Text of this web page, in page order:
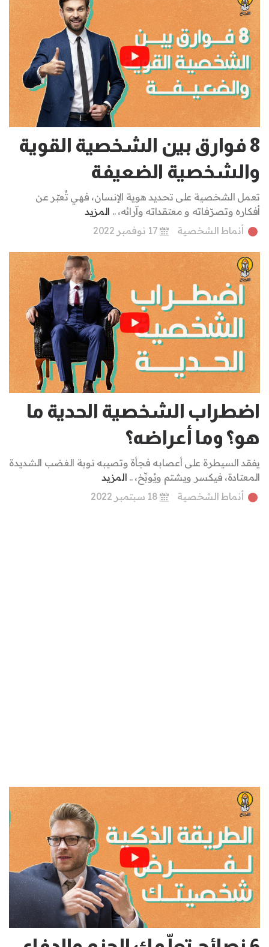
8 فوارق بين الشخصية القوية
والشخصية الضعيفة
تعمل الشخصية على تحديد هوية الإنسان، فهي تُعبّر عن
أفكاره وتصرّفاته و معتقداته وآرائه، .. المزيد
أنماط الشخصية
17 نوفمبر 2022
اضطراب الشخصية الحدية ما
هو؟ وما أعراضه؟
يفقد السيطرة على أعصابه فجأة وتصيبه نوبة الغضب الشديدة
المعتادة، فيكسر ويشتم ويُوبِّخ، .. المزيد
أنماط الشخصية
18 سبتمبر 2022